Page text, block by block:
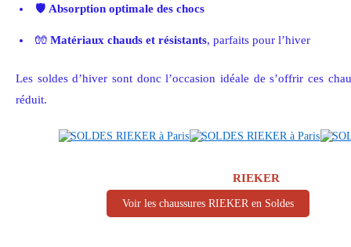
🛡️ Absorption optimale des chocs
🧤 Matériaux chauds et résistants, parfaits pour l’hiver
Les soldes d’hiver sont donc l’occasion idéale de s’offrir ces
réduit.
RIEKER
Voir les chaussures RIEKER en Soldes